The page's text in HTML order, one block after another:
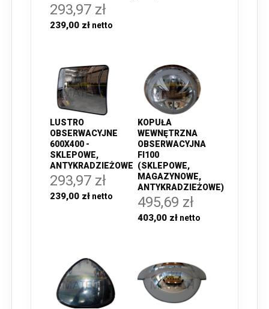
293,97 zł
239,00 zł
LUSTRO
OBSERWACYJNE
600X400 -
SKLEPOWE,
ANTYKRADZIEŻOWE
293,97 zł
239,00 zł
KOPUŁA
WEWNĘTRZNA
OBSERWACYJNA
FI100
(SKLEPOWE,
MAGAZYNOWE,
ANTYKRADZIEŻOWE)
495,69 zł
403,00 zł